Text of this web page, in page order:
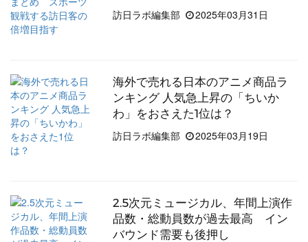
訪日ラボ編集部
2025年03月31日
海外で売れる日本のアニメ商品ラ
ンキング 人気急上昇の「ちいか
わ」をおさえた1位は？
訪日ラボ編集部
2025年03月19日
2.5次元ミュージカル、年間上演作
品数・総動員数が過去最高 イン
バウンド需要も後押し